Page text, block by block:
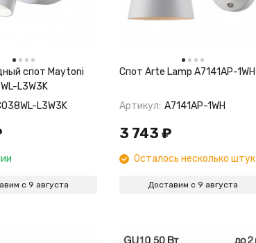
спот Maytoni
L3W3K
L3W3K
с 9 августа
Спот Arte Lamp A7141AP-1WH
Артикул: A7141AP-1WH
3 743 ₽
Осталось несколько штук
Доставим с 9 августа